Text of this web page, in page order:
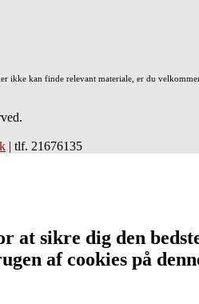
ikke kan finde relevant materiale, er du
| tlf. 21676135
at sikre dig den
af cookies på